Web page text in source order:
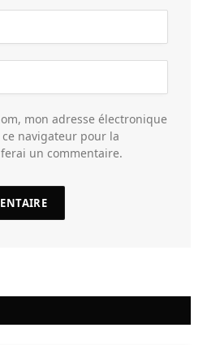
mon adresse électronique
navigateur pour la
un commentaire.